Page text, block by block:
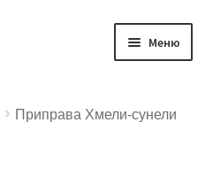
Меню
Приправа Хмели-сунели